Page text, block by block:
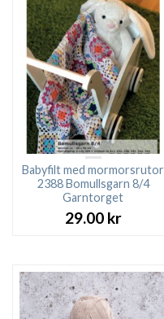
Babyfilt med mormorsrutor
2388 Bomullsgarn 8/4
Garntorget
29.00 kr